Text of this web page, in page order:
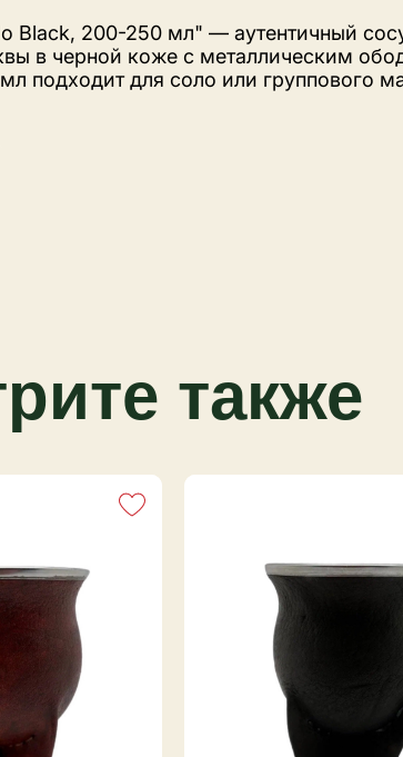
Black, 200-250 мл" — аутентичный
в черной коже с металлическим
подходит для соло или группового
защищает от скольжения.
со временем насыщает вкус йерба
Кожа сохраняет тепло и
промойте теплой водой.
йербу, ополосните и сушите вверх
моющих средств и длительного
поставщик йерба мате и
также